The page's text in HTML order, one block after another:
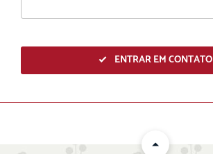
ENTRAR EM CONTATO